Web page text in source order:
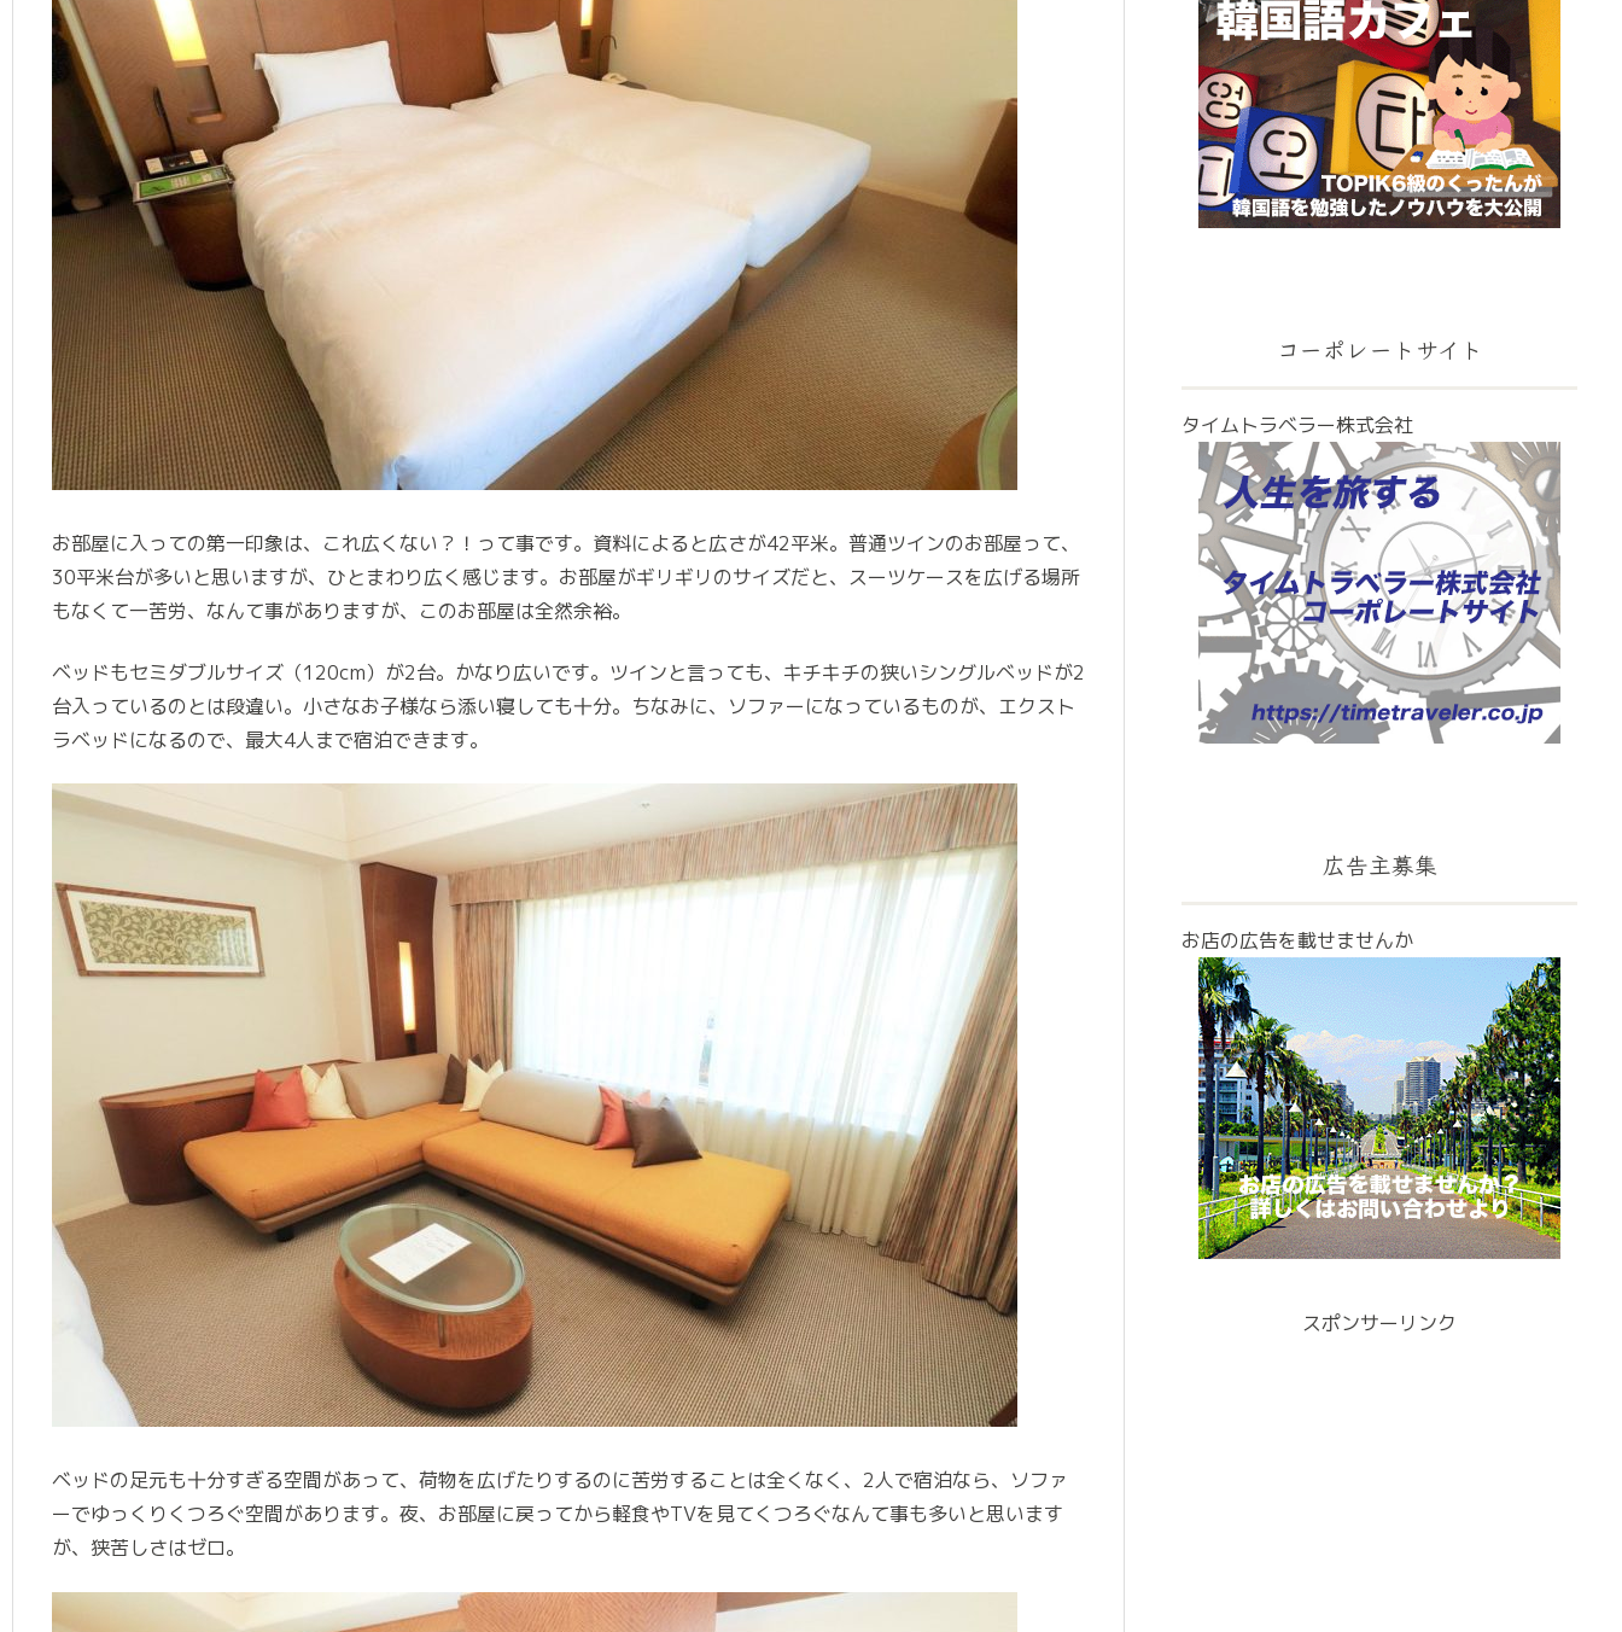
お部屋に入っての第一印象は、これ広くない？！って事です。資料によると広さが42平米。普通ツインのお部屋って、
30平米台が多いと思いますが、ひとまわり広く感じます。お部屋がギリギリのサイズだと、スーツケースを広げる場所
もなくて一苦労、なんて事がありますが、このお部屋は全然余裕。
ベッドもセミダブルサイズ（120cm）が2台。かなり広いです。ツインと言っても、キチキチの狭いシングルベッドが2
台入っているのとは段違い。小さなお子様なら添い寝しても十分。ちなみに、ソファーになっているものが、エクスト
ラベッドになるので、最大4人まで宿泊できます。
ベッドの足元も十分すぎる空間があって、荷物を広げたりするのに苦労することは全くなく、2人で宿泊なら、ソファ
ーでゆっくりくつろぐ空間があります。夜、お部屋に戻ってから軽食やTVを見てくつろぐなんて事も多いと思います
が、狭苦しさはゼロ。
コーポレートサイト
タイムトラベラー株式会社
広告主募集
お店の広告を載せませんか
スポンサーリンク